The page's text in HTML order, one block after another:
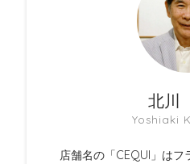
北川
Yoshiaki
店舗名の「CEQUI」はフ